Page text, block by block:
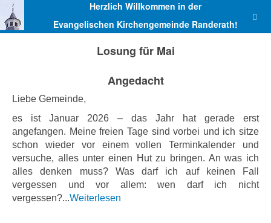
Herzlich Willkommen in der
Evangelischen Kirchengemeinde Randerath!
Losung für Mai
Angedacht
Liebe Gemeinde,
es ist Januar 2026 – das Jahr hat gerade erst
angefangen. Meine freien Tage sind vorbei und ich sitze
schon wieder vor einem vollen Terminkalender und
versuche, alles unter einen Hut zu bringen. An was ich
alles denken muss? Was darf ich auf keinen Fall
vergessen und vor allem: wen darf ich nicht
vergessen?...Weiterlesen